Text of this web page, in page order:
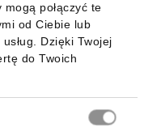
połączyć te
od Ciebie lub
Dzięki Twojej
do Twoich